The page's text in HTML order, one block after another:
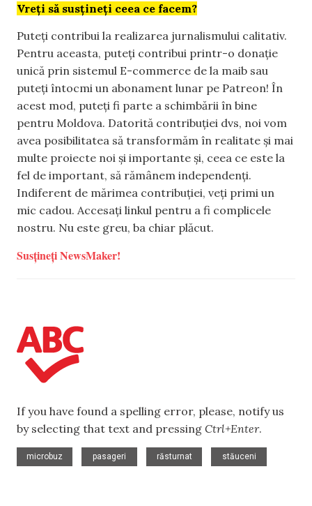
Vreți să susțineți ceea ce facem?
Puteți contribui la realizarea jurnalismului calitativ.
Pentru aceasta, puteți contribui printr-o donație
unică prin sistemul E-commerce de la maib sau
puteți întocmi un abonament lunar pe Patreon! În
acest mod, puteți fi parte a schimbării în bine
pentru Moldova. Datorită contribuției dvs, noi vom
avea posibilitatea să transformăm în realitate și mai
multe proiecte noi și importante și, ceea ce este la
fel de important, să rămânem independenți.
Indiferent de mărimea contribuției, veți primi un
mic cadou. Accesați linkul pentru a fi complicele
nostru. Nu este greu, ba chiar plăcut.
Susțineți NewsMaker!
If you have found a spelling error, please, notify us
by selecting that text and pressing Ctrl+Enter.
microbuz
pasageri
răsturnat
stăuceni